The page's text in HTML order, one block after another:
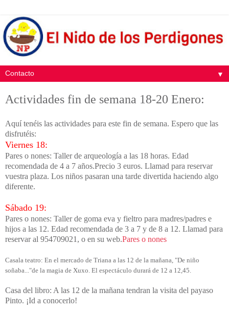
▼
Actividades fin de semana 18-20 Enero:
Aquí tenéis las actividades para este fin de semana. Espero que las
disfrutéis:
Viernes 18:
Pares o nones: Taller de arqueología a las 18 horas. Edad
recomendada de 4 a 7 años.Precio 3 euros. Llamad para reservar
vuestra plaza. Los niños pasaran una tarde divertida haciendo algo
diferente.
Sábado 19:
Pares o nones: Taller de goma eva y fieltro para madres/padres e
hijos a las 12. Edad recomendada de 3 a 7 y de 8 a 12. Llamad para
reservar al 954709021, o en su web.Pares o nones
Casala teatro: En el mercado de Triana a las 12 de la mañana, "De niño
soñaba..."de la magia de Xuxo. El espectáculo durará de 12 a 12,45.
Casa del libro: A las 12 de la mañana tendran la visita del payaso
Pinto. ¡Id a conocerlo!